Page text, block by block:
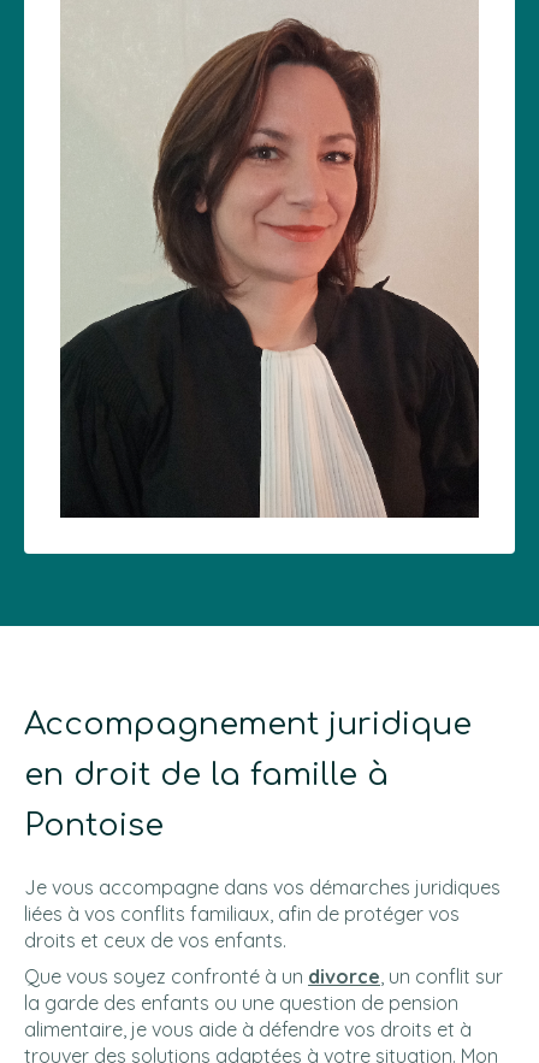
Accompagnement juridique
en droit de la famille à
Pontoise
Je vous accompagne dans vos démarches juridiques
liées à vos conflits familiaux, afin de protéger vos
droits et ceux de vos enfants.
Que vous soyez confronté à un divorce , un conflit sur
la garde des enfants ou une question de pension
alimentaire, je vous aide à défendre vos droits et à
trouver des solutions adaptées à votre situation. Mon